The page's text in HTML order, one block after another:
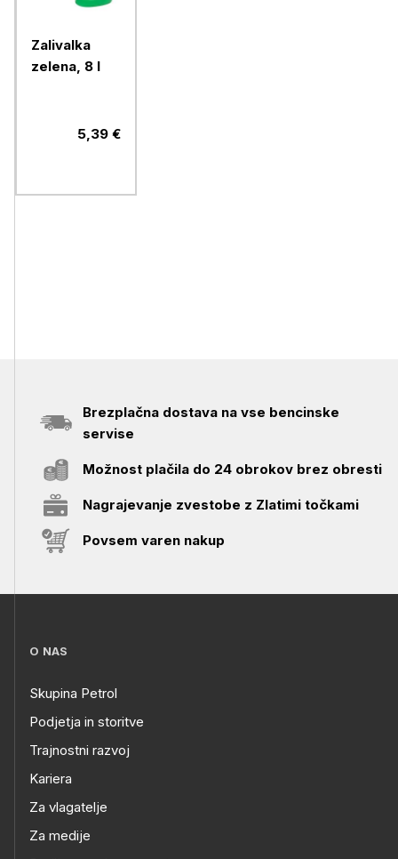
Zalivalka
zelena, 8 l
5,39 €
Brezplačna dostava na vse bencinske
servise
Možnost plačila do 24 obrokov brez obresti
Nagrajevanje zvestobe z Zlatimi točkami
Povsem varen nakup
O NAS
Skupina Petrol
Podjetja in storitve
Trajnostni razvoj
Kariera
Za vlagatelje
Za medije